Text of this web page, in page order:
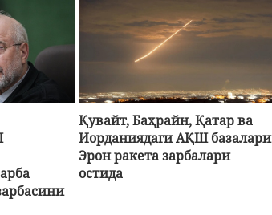
Қувайт, Баҳрайн, Қатар ва
Иорданиядаги АҚШ базалари
Эрон ракета зарбалари
остида